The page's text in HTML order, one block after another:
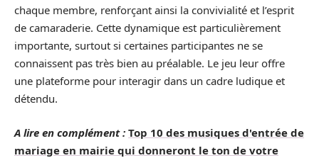
chaque membre, renforçant ainsi la convivialité et l’esprit
de camaraderie. Cette dynamique est particulièrement
importante, surtout si certaines participantes ne se
connaissent pas très bien au préalable. Le jeu leur offre
une plateforme pour interagir dans un cadre ludique et
détendu.
A lire en complément : Top 10 des musiques d'entrée de
mariage en mairie qui donneront le ton de votre